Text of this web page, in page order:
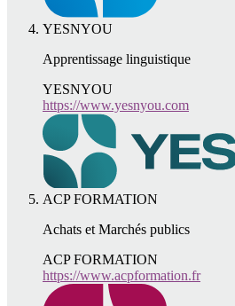
YESNYOU
Apprentissage linguistique
YESNYOU
https://www.yesnyou.com
ACP FORMATION
Achats et Marchés publics
ACP FORMATION
https://www.acpformation.fr